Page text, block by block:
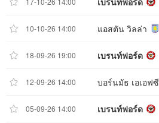
10-10-26 14:00 แอสตัน วิลล่า
18-09-26 19:00 เบรนท์ฟอร์ด
12-09-26 14:00 บอร์นมัธ เอเอฟซี
05-09-26 14:00 เบรนท์ฟอร์ด